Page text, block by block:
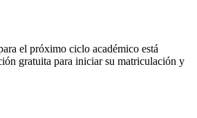
el próximo ciclo académico está
gratuita para iniciar su matriculación y